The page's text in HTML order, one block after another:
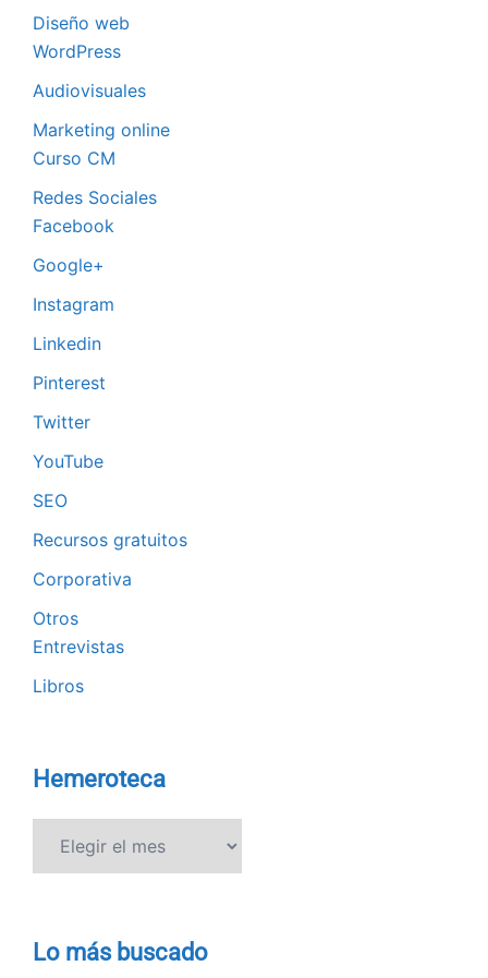
Diseño web
WordPress
Audiovisuales
Marketing online
Curso CM
Redes Sociales
Facebook
Google+
Instagram
Linkedin
Pinterest
Twitter
YouTube
SEO
Recursos gratuitos
Corporativa
Otros
Entrevistas
Libros
Hemeroteca
Lo más buscado